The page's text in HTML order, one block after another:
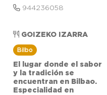
944236058
GOIZEKO IZARRA
Bilbo
El lugar donde el sabor
y la tradición se
encuentran en Bilbao.
Especialidad en